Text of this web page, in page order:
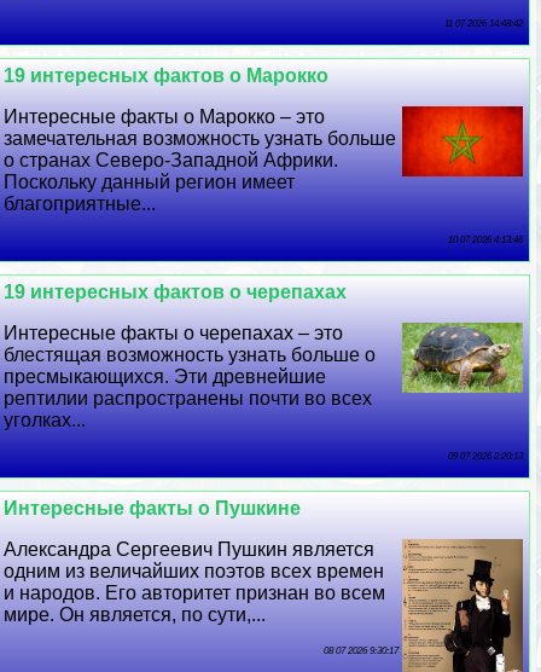
11 07 2026 14:48:42
19 интересных фактов о Марокко
Интересные факты о Марокко – это
замечательная возможность узнать больше
о странах Северо-Западной Африки.
Поскольку данный регион имеет
благоприятные...
10 07 2026 4:13:46
19 интересных фактов о черепахах
Интересные факты о черепахах – это
блестящая возможность узнать больше о
пресмыкающихся. Эти древнейшие
рептилии распространены почти во всех
уголках...
09 07 2026 2:20:13
Интересные факты о Пушкине
Александра Сергеевич Пушкин является
одним из величайших поэтов всех времен
и народов. Его авторитет признан во всем
мире. Он является, по сути,...
08 07 2026 9:30:17